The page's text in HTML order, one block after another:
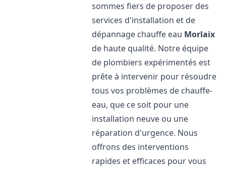
sommes fiers de proposer des
services d'installation et de
dépannage chauffe eau Morlaix
de haute qualité. Notre équipe
de plombiers expérimentés est
prête à intervenir pour résoudre
tous vos problèmes de chauffe-
eau, que ce soit pour une
installation neuve ou une
réparation d'urgence. Nous
offrons des interventions
rapides et efficaces pour vous